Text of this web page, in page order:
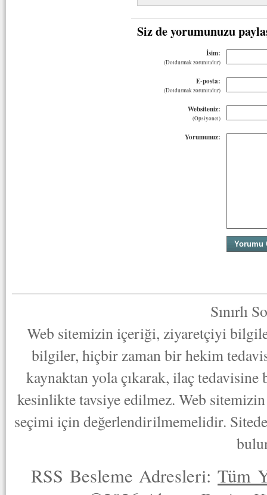
Siz de yorumunuzu
İsim:
(Doldurmak zorunludur)
E-posta:
(Doldurmak zorunludur)
Websiteniz:
(Opsiyonel)
Yorumunuz:
Sınırlı
Web sitemizin içeriği, ziyaretçiyi
bilgiler, hiçbir zaman bir hekim
kaynaktan yola çıkarak, ilaç
kesinlikte tavsiye edilmez. Web
seçimi için değerlendirilmemelidir.
RSS Besleme Adresleri:Tüm